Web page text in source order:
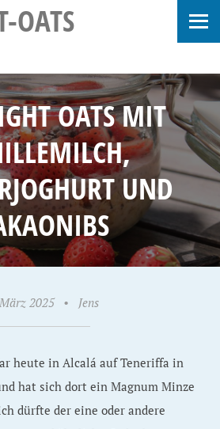
OATS
OATS MIT
UND
2025 • Jens
heute in Alcalá auf Teneriffa in
hat sich dort ein Magnum Minze
dürfte der eine oder andere